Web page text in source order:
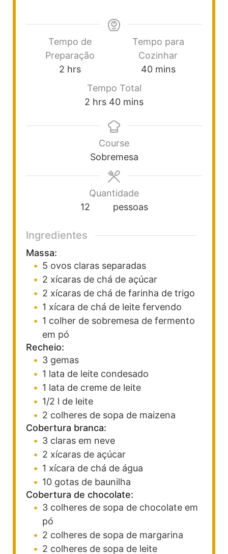
Tempo de
Preparação
2 hrs
Tempo para
Cozinhar
40 mins
Tempo Total
2 hrs 40 mins
Course
Sobremesa
Quantidade
12
pessoas
Ingredientes
Massa:
5 ovos claras separadas
2 xícaras de chá de açúcar
2 xícaras de chá de farinha de trigo
1 xícara de chá de leite fervendo
1 colher de sobremesa de fermento
em pó
Recheio:
3 gemas
1 lata de leite condesado
1 lata de creme de leite
1/2 l de leite
2 colheres de sopa de maizena
Cobertura branca:
3 claras em neve
2 xícaras de açúcar
1 xícara de chá de água
10 gotas de baunilha
Cobertura de chocolate:
3 colheres de sopa de chocolate em
pó
2 colheres de sopa de margarina
2 colheres de sopa de leite